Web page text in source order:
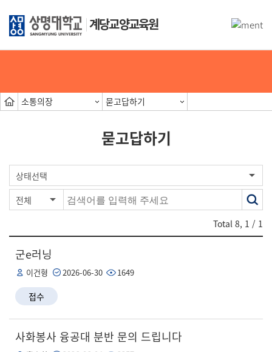
계당교양교육원
소통의장 묻고답하기
묻고답하기
상태선택
전체
Total 8, 1 / 1
군e러닝
이건형 2026-06-30 1649
접수
사화봉사 융공대 분반 문의 드립니다